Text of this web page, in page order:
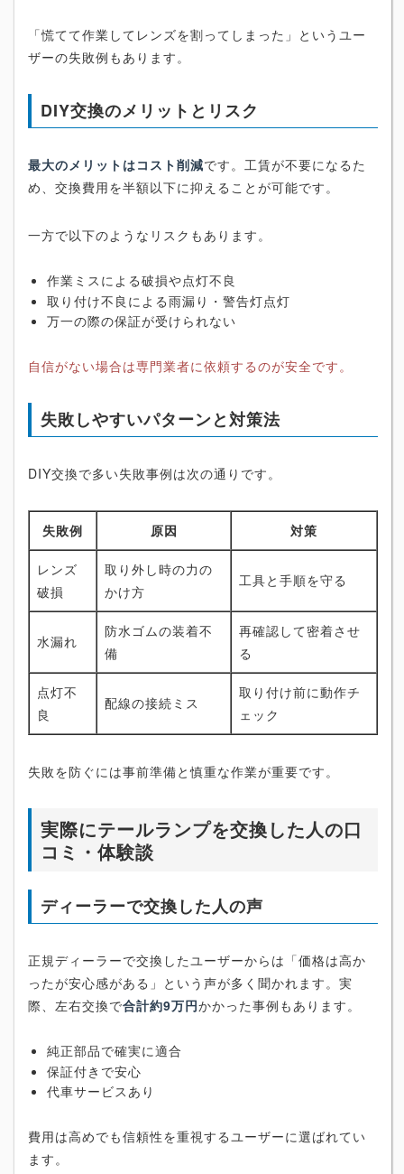
「慌てて作業してレンズを割ってしまった」というユー
ザーの失敗例もあります。
DIY交換のメリットとリスク
最大のメリットはコスト削減です。工賃が不要になるた
め、交換費用を半額以下に抑えることが可能です。
一方で以下のようなリスクもあります。
作業ミスによる破損や点灯不良
取り付け不良による雨漏り・警告灯点灯
万一の際の保証が受けられない
自信がない場合は専門業者に依頼するのが安全です。
失敗しやすいパターンと対策法
DIY交換で多い失敗事例は次の通りです。
失敗例 原因 対策
レンズ
破損
取り外し時の力の
かけ方
工具と手順を守る
水漏れ
防水ゴムの装着不
備
再確認して密着させ
る
点灯不
良
配線の接続ミス
取り付け前に動作チ
ェック
失敗を防ぐには事前準備と慎重な作業が重要です。
実際にテールランプを交換した人の口
コミ・体験談
ディーラーで交換した人の声
正規ディーラーで交換したユーザーからは「価格は高か
ったが安心感がある」という声が多く聞かれます。実
際、左右交換で合計約9万円かかった事例もあります。
純正部品で確実に適合
保証付きで安心
代車サービスあり
費用は高めでも信頼性を重視するユーザーに選ばれてい
ます。